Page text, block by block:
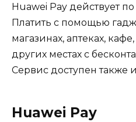
Huawei Pay действует
Платить с помощью
магазинах, аптеках,
других местах с
Сервис доступен также
Huawei Pay